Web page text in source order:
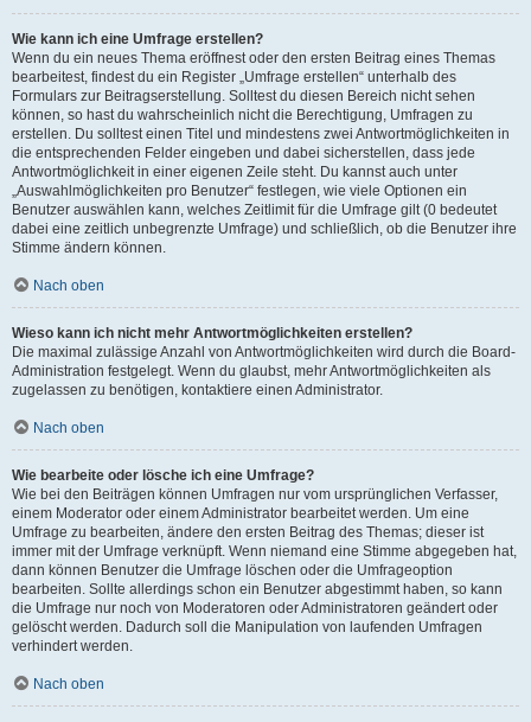
Wie kann ich eine Umfrage erstellen?
Wenn du ein neues Thema eröffnest oder den ersten Beitrag eines Themas
bearbeitest, findest du ein Register „Umfrage erstellen“ unterhalb des
Formulars zur Beitragserstellung. Solltest du diesen Bereich nicht sehen
können, so hast du wahrscheinlich nicht die Berechtigung, Umfragen zu
erstellen. Du solltest einen Titel und mindestens zwei Antwortmöglichkeiten in
die entsprechenden Felder eingeben und dabei sicherstellen, dass jede
Antwortmöglichkeit in einer eigenen Zeile steht. Du kannst auch unter
„Auswahlmöglichkeiten pro Benutzer“ festlegen, wie viele Optionen ein
Benutzer auswählen kann, welches Zeitlimit für die Umfrage gilt (0 bedeutet
dabei eine zeitlich unbegrenzte Umfrage) und schließlich, ob die Benutzer ihre
Stimme ändern können.
Nach oben
Wieso kann ich nicht mehr Antwortmöglichkeiten erstellen?
Die maximal zulässige Anzahl von Antwortmöglichkeiten wird durch die Board-
Administration festgelegt. Wenn du glaubst, mehr Antwortmöglichkeiten als
zugelassen zu benötigen, kontaktiere einen Administrator.
Nach oben
Wie bearbeite oder lösche ich eine Umfrage?
Wie bei den Beiträgen können Umfragen nur vom ursprünglichen Verfasser,
einem Moderator oder einem Administrator bearbeitet werden. Um eine
Umfrage zu bearbeiten, ändere den ersten Beitrag des Themas; dieser ist
immer mit der Umfrage verknüpft. Wenn niemand eine Stimme abgegeben hat,
dann können Benutzer die Umfrage löschen oder die Umfrageoption
bearbeiten. Sollte allerdings schon ein Benutzer abgestimmt haben, so kann
die Umfrage nur noch von Moderatoren oder Administratoren geändert oder
gelöscht werden. Dadurch soll die Manipulation von laufenden Umfragen
verhindert werden.
Nach oben